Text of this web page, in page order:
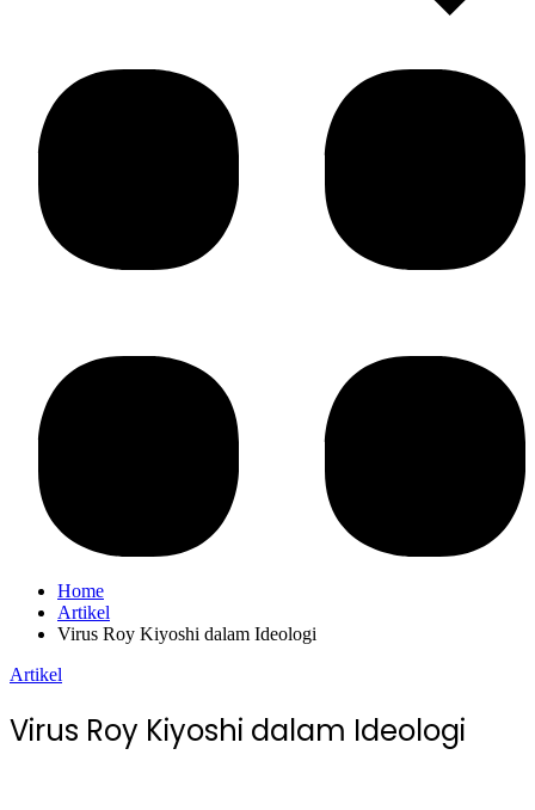
Home
Artikel
Virus Roy Kiyoshi dalam Ideologi
Artikel
Virus Roy Kiyoshi dalam Ideologi